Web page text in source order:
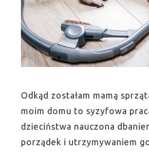
Odkąd zostałam mamą
moim domu to syzyfowa
dzieciństwa nauczona
porządek i utrzymywaniem